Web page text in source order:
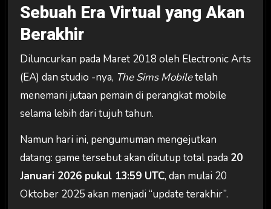
Sebuah Era Virtual yang Akan
Berakhir
Diluncurkan pada Maret 2018 oleh Electronic Arts
(EA) dan studio ­-nya, The Sims Mobiletelah
menemani jutaan pemain di perangkat mobile
selama lebih dari tujuh tahun.
Namun hari ini, pengumuman mengejutkan
datang: game tersebut akan ditutup total pada 20
Januari 2026 pukul 13:59 UTC, dan mulai 20
Oktober 2025 akan menjadi “update terakhir”.